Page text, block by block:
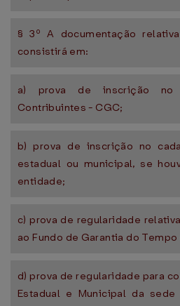
§ 3º A documentação
consistirá em:
a) prova de inscrição no
Contribuintes - CGC;
b) prova de inscrição no
estadual ou municipal, se
entidade;
c) prova de regularidade
ao Fundo de Garantia do
d) prova de regularidade para
Estadual e Municipal da